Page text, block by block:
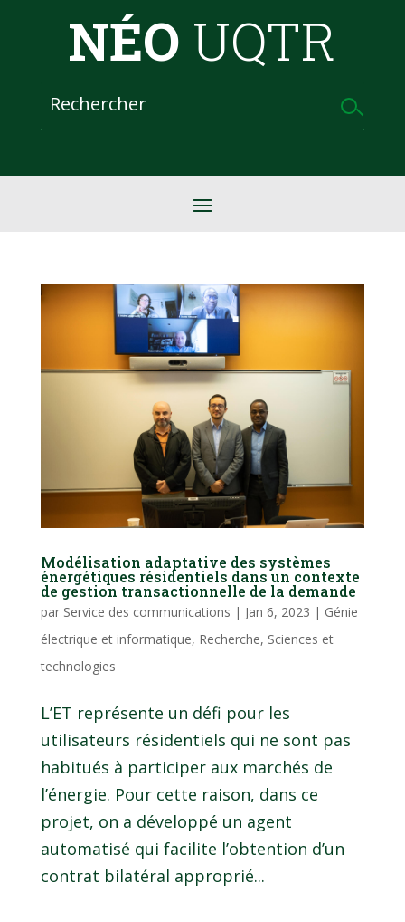
NÉO UQTR
Modélisation adaptative des systèmes
énergétiques résidentiels dans un contexte
de gestion transactionnelle de la demande
par Service des communications | Jan 6, 2023 | Génie
électrique et informatique, Recherche, Sciences et
technologies
L’ET représente un défi pour les
utilisateurs résidentiels qui ne sont pas
habitués à participer aux marchés de
l’énergie. Pour cette raison, dans ce
projet, on a développé un agent
automatisé qui facilite l’obtention d’un
contrat bilatéral approprié...